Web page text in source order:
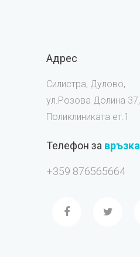
Адрес
Силистра, Дулово,
ул.Розова Долина 37,
Поликлиниката ет.1
Телефон за връзка
+359 876565664